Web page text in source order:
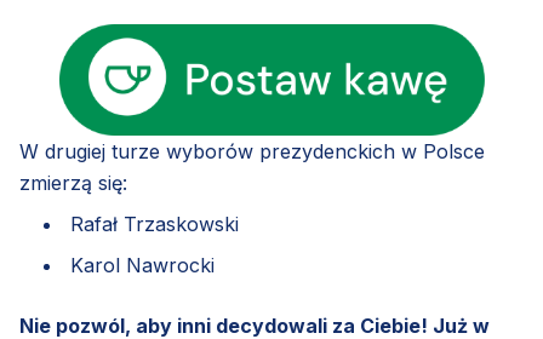
W drugiej turze wyborów prezydenckich w Polsce
zmierzą się:
Rafał Trzaskowski
Karol Nawrocki
Nie pozwól, aby inni decydowali za Ciebie! Już w